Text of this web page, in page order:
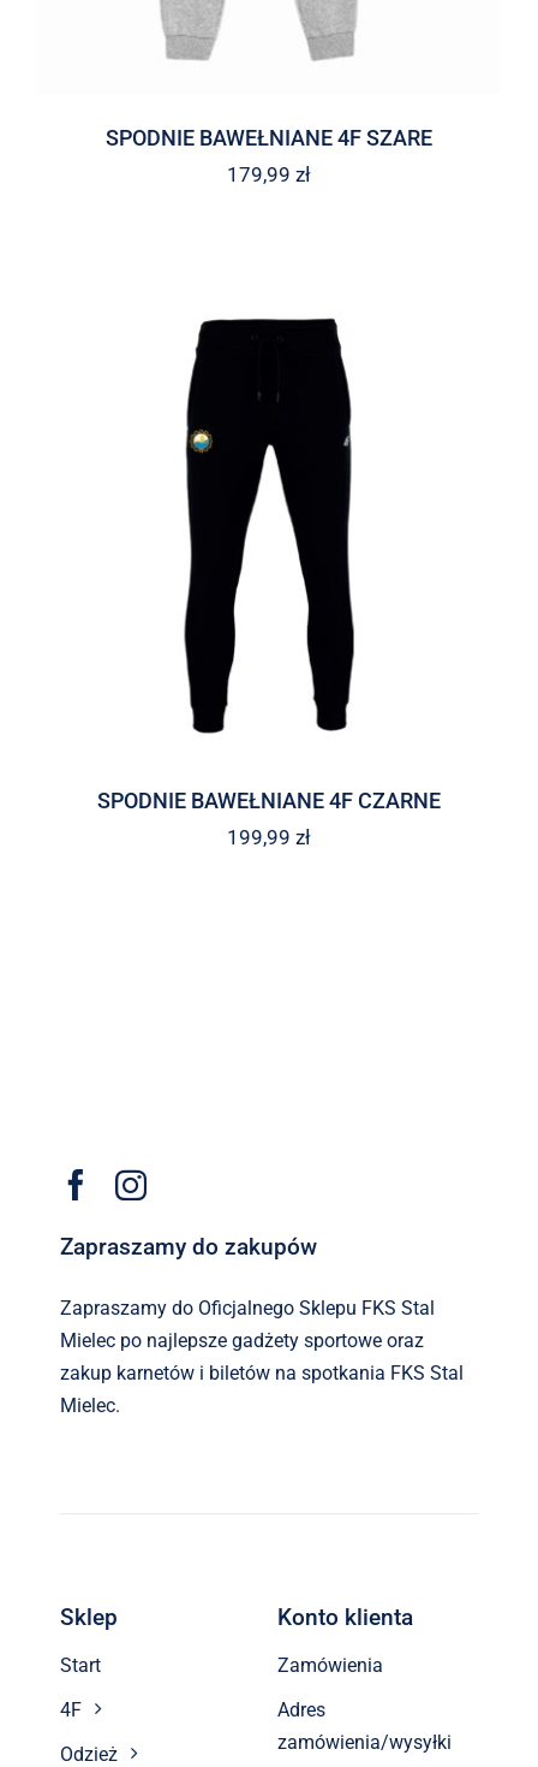
SPODNIE BAWEŁNIANE 4F SZARE
179,99 zł
SPODNIE BAWEŁNIANE 4F CZARNE
199,99 zł
Zapraszamy do zakupów
Zapraszamy do Oficjalnego Sklepu FKS Stal
Mielec po najlepsze gadżety sportowe oraz
zakup karnetów i biletów na spotkania FKS Stal
Mielec.
Sklep
Start
4F
Odzież
Konto klienta
Zamówienia
Adres
zamówienia/wysyłki